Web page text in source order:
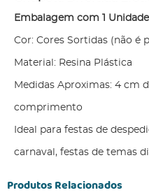
Embalagem com 1 Unidade
Cor: Cores Sortidas (não é
Material: Resina Plástica
Medidas Aproximas: 4 cm
comprimento
Ideal para festas de
carnaval, festas de temas
Produtos Relacionados